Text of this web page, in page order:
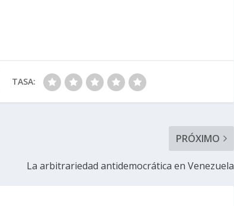
TASA:
PRÓXIMO
La arbitrariedad antidemocrática en Venezuela